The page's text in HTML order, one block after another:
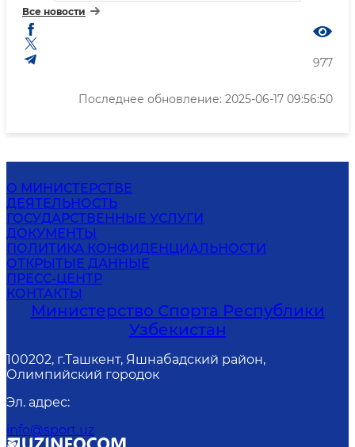
Все новости
977
Последнее обновление: 2025-06-17 09:56:50
О МИНИСТЕРСТВЕ
ДЕЯТЕЛЬНОСТЬ
ГОСУДАРСТВЕННЫЕ УСЛУГИ
ДОКУМЕНТЫ
ПОЛИТИКА КОНФИДЕНЦИАЛЬНОСТИ
ОТКРЫТЫЕ ДАННЫЕ
ПРЕСС-ЦЕНТР
КОНТАКТЫ
Министерство Спорта Республики
Узбекистан
100202, г.Ташкент, Яшнабадский район,
Олимпийский городок
Эл. адрес:
info@sport.uz